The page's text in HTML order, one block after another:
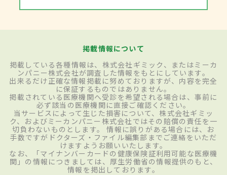
掲載情報について
掲載している各種情報は、株式会社ギミック、またはミーカ
ンパニー株式会社が調査した情報をもとにしています。
出来るだけ正確な情報掲載に努めておりますが、内容を完全
に保証するものではありません。
掲載されている医療機関へ受診を希望される場合は、事前に
必ず該当の医療機関に直接ご確認ください。
当サービスによって生じた損害について、株式会社ギミッ
ク、およびミーカンパニー株式会社ではその賠償の責任を一
切負わないものとします。 情報に誤りがある場合には、お
手数ですがドクターズ・ファイル編集部までご連絡をいただ
けますようお願いいたします。
なお、「マイナンバーカードの健康保険証利用可能な医療機
関」の情報につきましては、厚生労働省の情報提供のもと、
情報を掲出しております。